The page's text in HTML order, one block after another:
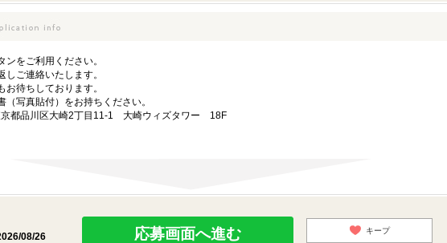
ンをご利用ください。
しご連絡いたします。
お待ちしております。
（写真貼付）をお持ちください。
都品川区大崎2丁目11-1 大崎ウィズタワー 18F
08/26
応募画面へ進む キープ